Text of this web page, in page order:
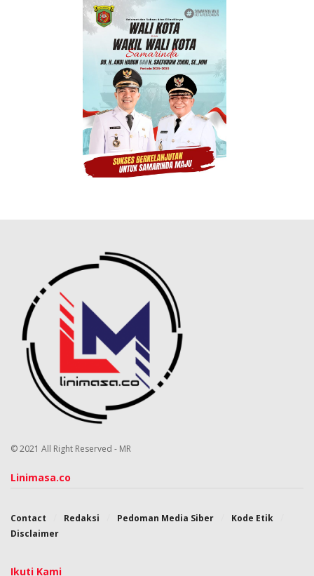
© 2021 All Right Reserved - MR
Linimasa.co
Contact Redaksi Pedoman Media Siber
Kode Etik
Disclaimer
Ikuti Kami